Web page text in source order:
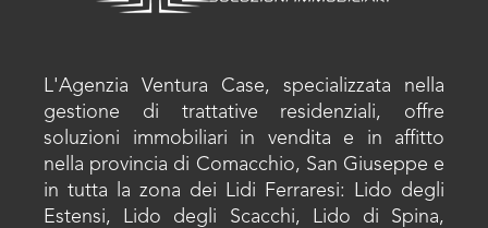
L'Agenzia Ventura Case, specializzata nella
gestione di trattative residenziali, offre
soluzioni immobiliari in vendita e in affitto
nella provincia di Comacchio, San Giuseppe e
in tutta la zona dei Lidi Ferraresi: Lido degli
Estensi, Lido degli Scacchi, Lido di Spina,